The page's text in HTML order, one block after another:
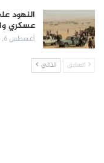
النهود
عسكري
أغسطس 6, 2026
السابق التالي